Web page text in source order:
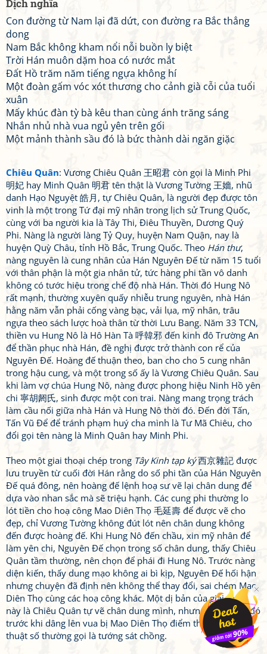
Dịch nghĩa
Con đường từ Nam lại đã dứt, con đường ra Bắc thẳng
dong
Nam Bắc không kham nổi nỗi buồn ly biệt
Trời Hán muôn dặm hoa có nước mắt
Đất Hồ trăm năm tiếng ngựa không hí
Một đoàn gấm vóc xót thương cho cảnh già cỗi của tuổi
xuân
Mấy khúc đàn tỳ bà kêu than cùng ánh trăng sáng
Nhắn nhủ nhà vua ngủ yên trên gối
Một mảnh thành sầu đó là bức thành dài ngăn giặc
Chiêu Quân: Vương Chiêu Quân 王昭君 còn gọi là Minh Phi
明妃 hay Minh Quân 明君 tên thật là Vương Tường 王嬙, nhũ
danh Hạo Nguyệt 皓月, tự Chiêu Quân, là người đẹp được tôn
vinh là một trong Tứ đại mỹ nhân trong lịch sử Trung Quốc,
cùng với ba người kia là Tây Thi, Điêu Thuyền, Dương Quý
Phi. Nàng là người làng Tỷ Quy, huyện Nam Quận, nay là
huyện Quỳ Châu, tỉnh Hồ Bắc, Trung Quốc. Theo Hán thư,
nàng nguyên là cung nhân của Hán Nguyên Đế từ năm 15 tuổi
với thân phận là một gia nhân tử, tức hàng phi tần vô danh
không có tước hiệu trong chế độ nhà Hán. Thời đó Hung Nô
rất mạnh, thường xuyên quấy nhiễu trung nguyên, nhà Hán
hằng năm vẫn phải cống vàng bạc, vải lụa, mỹ nhân, trâu
ngựa theo sách lược hoà thân từ thời Lưu Bang. Năm 33 TCN,
thiền vu Hung Nô là Hô Hàn Tà 呼韓邪 đến kinh đô Trường An
để thần phục nhà Hán, đề nghị được trở thành con rể của
Nguyên Đế. Hoàng đế thuận theo, ban cho cho 5 cung nhân
trong hậu cung, và một trong số ấy là Vương Chiêu Quân. Sau
khi làm vợ chúa Hung Nô, nàng được phong hiệu Ninh Hồ yên
chi 寧胡阏氏, sinh được một con trai. Nàng mang trọng trách
làm cầu nối giữa nhà Hán và Hung Nô thời đó. Đến đời Tấn,
Tấn Vũ Để để tránh phạm huý cha mình là Tư Mã Chiêu, cho
đổi gọi tên nàng là Minh Quân hay Minh Phi.
Theo một giai thoại chép trong Tây Kinh tạp ký西京雜記 được
lưu truyền từ cuối đời Hán rằng do số phi tần của Hán Nguyên
Đế quá đông, nên hoàng đế lệnh hoạ sư vẽ lại chân dung để
dựa vào nhan sắc mà sẽ triệu hạnh. Các cung phi thường lo
lót tiền cho hoạ công Mao Diên Thọ 毛延壽 để được vẽ cho
đẹp, chỉ Vương Tường không đút lót nên chân dung không
đến được hoàng đế. Khi Hung Nô đến chầu, xin mỹ nhân để
làm yên chi, Nguyên Đế chọn trong số chân dung, thấy Chiêu
Quân tầm thường, nên chọn để phái đi Hung Nô. Trước nàng
diện kiến, thấy dung mạo không ai bì kịp, Nguyên Đế hối hận
nhưng chuyện đã định nên không thể thay đổi, sai chém Mao
Diên Thọ cùng các hoạ công khác. Một dị bản của giai thoại
này là Chiêu Quân tự vẽ chân dung mình, nhưng bức tranh đó
trước khi dâng lên vua bị Mao Diên Thọ điểm thêm nốt ruồi,
thuật số thường gọi là tướng sát chồng.